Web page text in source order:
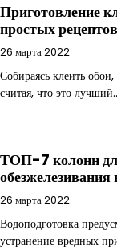
Приготовление
простых рецептов
26 марта 2022
Собираясь клеить
считая, что это
ТОП-7 колонн
обезжелезивания
26 марта 2022
Водоподготовка
устранение вредных